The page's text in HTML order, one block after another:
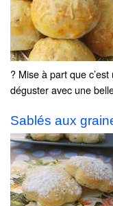
? Mise à part que
déguster avec une
Sablés aux